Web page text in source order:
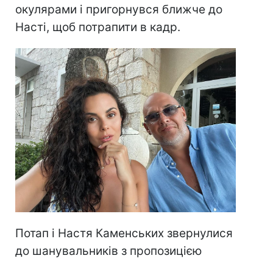
окулярами і пригорнувся ближче до
Насті, щоб потрапити в кадр.
Потап і Настя Каменських звернулися
до шанувальників з пропозицією